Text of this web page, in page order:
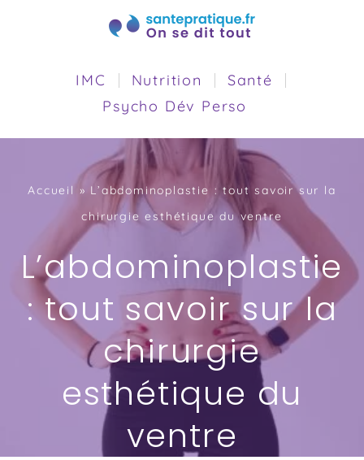
IMC Nutrition
Santé
Psycho Dév Perso
Accueil » L’abdominoplastie : tout savoir sur la
chirurgie esthétique du ventre
L’abdominoplastie
: tout savoir sur la
chirurgie
esthétique du
ventre